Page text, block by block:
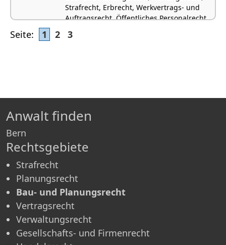
Strafrecht, Erbrecht, Werkvertrags- und
Auftragsrecht, Öffentliches Personalrecht
Seite: 1 2 3
Anwalt finden
Bern
Rechtsgebiete
Strafrecht
Planungsrecht
Bau- und Planungsrecht
Vertragsrecht
Verwaltungsrecht
Gesellschafts- und Firmenrecht